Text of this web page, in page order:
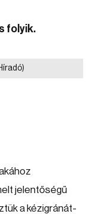
folyik.
jelentőségű
a kézigránát-